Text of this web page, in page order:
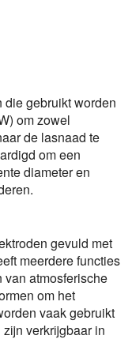
die gebruikt worden
om zowel
de lasnaad te
om een
diameter en
gevuld met
meerdere functies
van atmosferische
om het
vaak gebruikt
verkrijgbaar in